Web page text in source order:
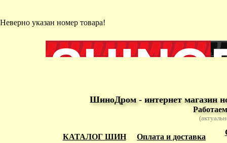
Неверно указан номер товара!
ШиноДром - интернет магазин
КАТАЛОГ ШИН Оплата и доставка